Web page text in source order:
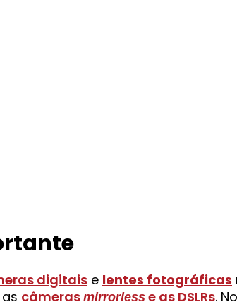
digitais e lentes fotográficas
câmeras mirrorless e as DSLRs.